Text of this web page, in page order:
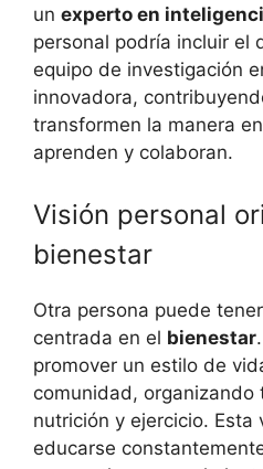
un experto en
personal podría incluir el
equipo de investigación
innovadora,
transformen la manera
aprenden y colaboran.
Visión personal
bienestar
Otra persona puede
centrada en el bienestar
promover un estilo de
comunidad, organizando
nutrición y ejercicio. Esta
educarse